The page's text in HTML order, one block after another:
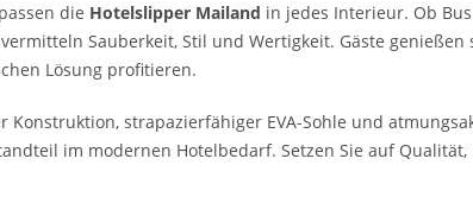
die Hotelslipper Mailand in jedes Interieur. Ob
Sauberkeit, Stil und Wertigkeit. Gäste
Lösung profitieren.
Konstruktion, strapazierfähiger EVA-Sohle und
im modernen Hotelbedarf. Setzen Sie auf